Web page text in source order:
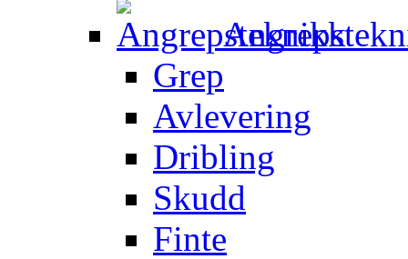
Grep
Avlevering
Dribling
Skudd
Finte